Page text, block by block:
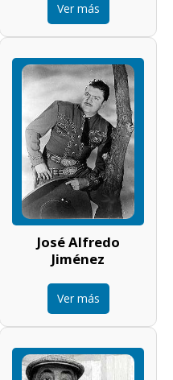
Ver más
José Alfredo
Jiménez
Ver más